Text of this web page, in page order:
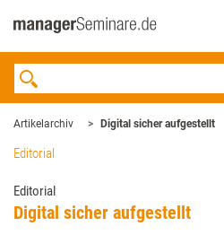
Artikelarchiv Digital sicher aufgestellt
Editorial
Editorial
Digital sicher aufgestellt